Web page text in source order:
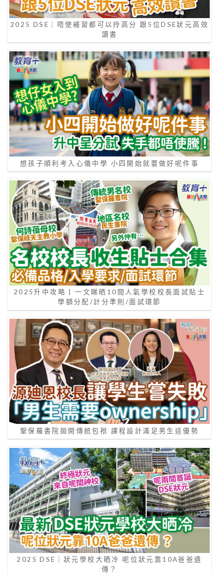
2025 DSE｜唔使補習都可以拎高分 跟5位DSE狀元高效
讀書
想孩子順利考入心儀中學 小四開始就要做好呢件事
2025升中攻略 | 一文睇晒10間人氣學校校長面試貼士
學額分配/計分準則/面試環節
聖保羅書院拋開傳統包袱 課程設計滿足男生這優勢
2025 DSE｜狀元學校大晒冷 呢位狀元靠10A爸爸遺
傳？